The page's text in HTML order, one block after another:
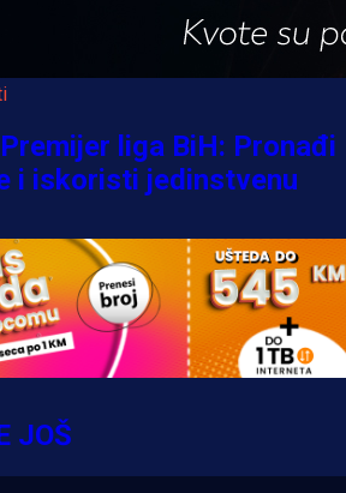
liga BiH: Pronađi
i iskoristi jedinstvenu
htio poručiti?
dolazi u veoma
trenutku!
JOŠ